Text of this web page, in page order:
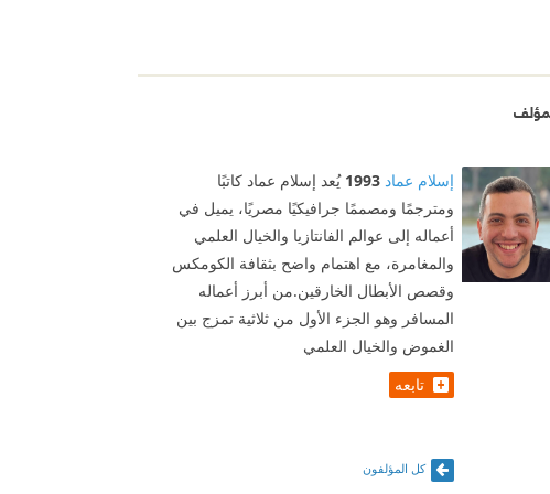
إسلام عماد 1993 يُعد إسلام عماد كاتبًا
ومترجمًا ومصممًا جرافيكيًا مصريًا، يميل في
أعماله إلى عوالم الفانتازيا والخيال العلمي
والمغامرة، مع اهتمام واضح بثقافة الكومكس
وقصص الأبطال الخارقين.من أبرز أعماله
المسافر وهو الجزء الأول من ثلاثية تمزج بين
الغموض والخيال العلمي
تابعه
كل المؤلفون